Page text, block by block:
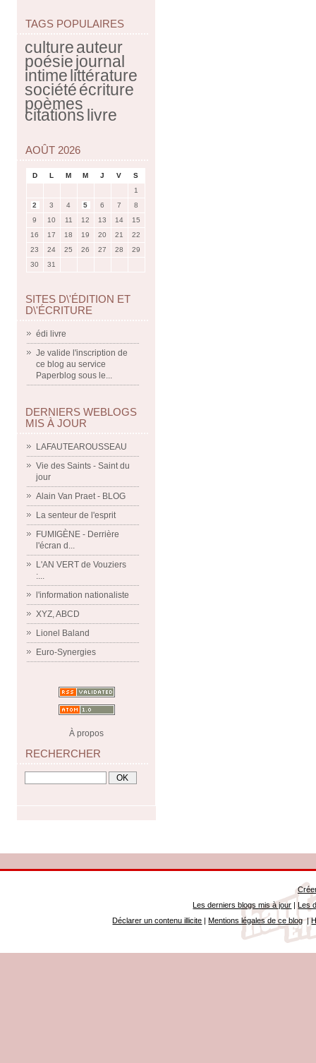
TAGS POPULAIRES
cultureauteur
poésiejournal
intimelittérature
sociétéécriture
poèmes
citationslivre
AOÛT 2026
D L M M J V
S
1
2
3 4 5 6 7
8
9
10 11 12 13 14
15
16
17 18 19 20 21
22
23
24 25 26 27 28
29
30
31
SITES D\'ÉDITION ET
D\'ÉCRITURE
édi livre
Je valide l'inscription de
ce blog au service
Paperblog sous le...
DERNIERS WEBLOGS
MIS À JOUR
LAFAUTEAROUSSEAU
Vie des Saints - Saint du
jour
Alain Van Praet - BLOG
La senteur de l'esprit
FUMIGÈNE - Derrière
l'écran d...
L'AN VERT de Vouziers
:...
l'information nationaliste
XYZ, ABCD
Lionel Baland
Euro-Synergies
À propos
RECHERCHER
Les derniers blogs mis à jour |Les
Déclarer un contenu illicite |Mentions légales de ce blog|